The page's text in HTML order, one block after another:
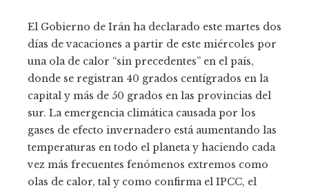
El Gobierno de Irán ha declarado este martes dos
días de vacaciones a partir de este miércoles por
una ola de calor “sin precedentes” en el país,
donde se registran 40 grados centígrados en la
capital y más de 50 grados en las provincias del
sur. La emergencia climática causada por los
gases de efecto invernadero está aumentando las
temperaturas en todo el planeta y haciendo cada
vez más frecuentes fenómenos extremos como
olas de calor, tal y como confirma el IPCC, el